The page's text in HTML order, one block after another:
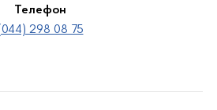
Телефон
298 08 75